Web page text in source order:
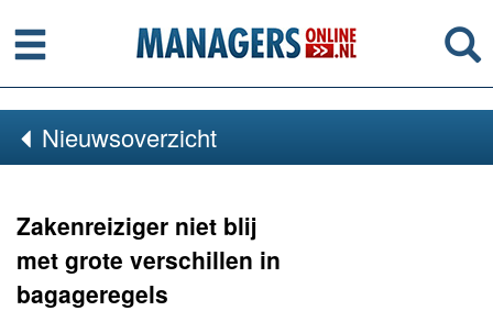
Menu
Nieuwsoverzicht
Zakenreiziger niet blij
met grote verschillen in
bagageregels